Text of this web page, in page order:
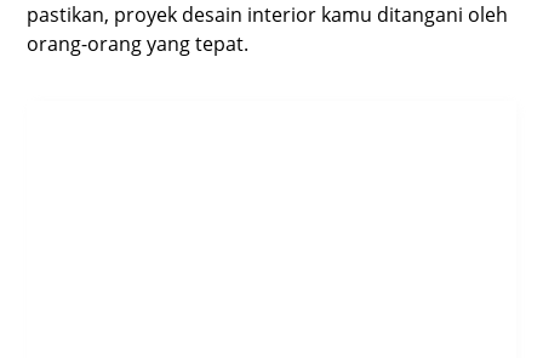
pastikan, proyek desain interior kamu ditangani oleh
orang-orang yang tepat.